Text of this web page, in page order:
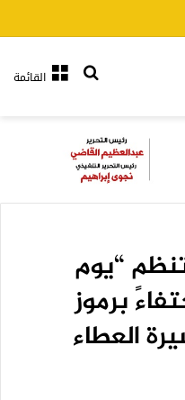
القائمةبحث عن
“يوم
برموز
العطاء